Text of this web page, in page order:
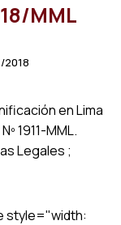
MML
2018
en Lima
1911-MML.
Legales ;
style="width: